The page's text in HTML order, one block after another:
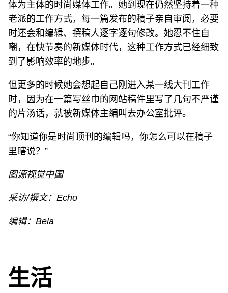
体为主体的时尚媒体工作。她到现在仍然坚持着一种
老派的工作方式，每一篇发布的稿子亲自审阅，必要
时还会和编辑、撰稿人逐字逐句修改。她忍不住自
嘲，在快节奏的新媒体时代，这种工作方式已经细致
到了影响效率的地步。
但更多的时候她会想起自己刚进入某一线大刊工作
时，因为在一篇写丝巾的网站稿件里写了几句不严谨
的片汤话，就被新媒体主编叫去办公室批评。
“你知道你是时尚顶刊的编辑吗，你怎么可以在稿子
里瞎说？”
图源视觉中国
采访/撰文：Echo
编辑：Bela
生活